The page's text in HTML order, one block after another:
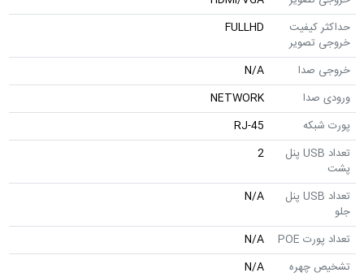
حداکثر کیفیت
خروجی تصویر
FULLHD
خروجی صدا
N/A
ورودی صدا
NETWORK
پورت شبکه
RJ-45
تعداد USB پنل
پشت
2
تعداد USB پنل
جلو
N/A
تعداد پورت POE
N/A
تشخیص چهره
N/A